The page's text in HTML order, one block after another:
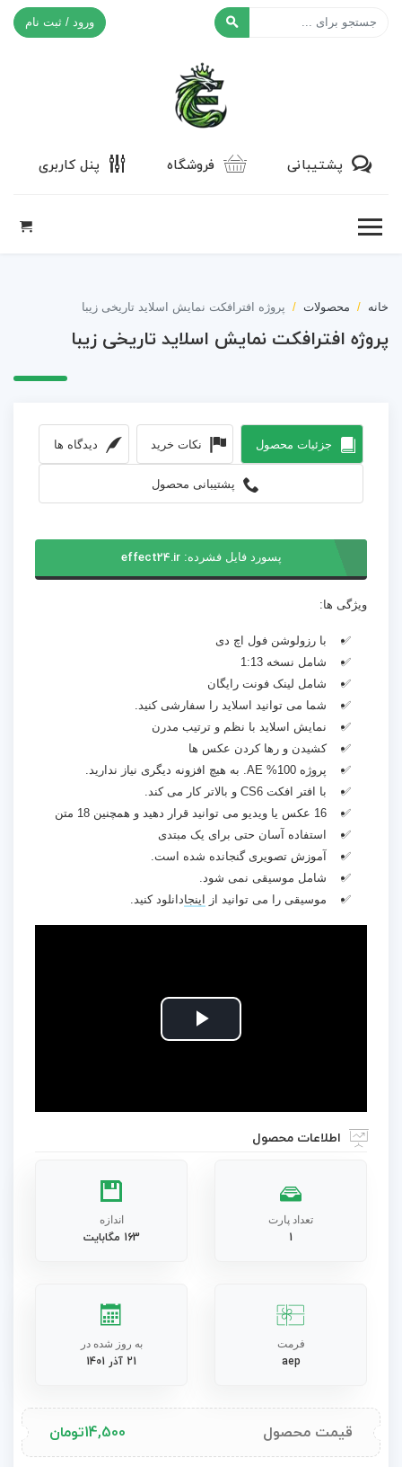
ورود / ثبت نام
پشتیبانی فروشگاه پنل کاربری
خانه محصولات پروژه افترافکت نمایش اسلاید تاریخی زیبا
پروژه افترافکت نمایش اسلاید تاریخی زیبا
جزئیات محصول نکات خرید دیدگاه ها
پشتیبانی محصول
پسورد فایل فشرده:effect24.ir
ویژگی ها:
با رزولوشن فول اچ دی
شامل نسخه 1:13
شامل لینک فونت رایگان
شما می توانید اسلاید را سفارشی کنید.
نمایش اسلاید با نظم و ترتیب مدرن
کشیدن و رها کردن عکس ها
پروژه 100% AE. به هیچ افزونه دیگری نیاز ندارید.
با افتر افکت CS6 و بالاتر کار می کند.
16 عکس یا ویدیو می توانید قرار دهید و همچنین 18 متن
استفاده آسان حتی برای یک مبتدی
آموزش تصویری گنجانده شده است.
شامل موسیقی نمی شود.
موسیقی را می توانید از
اینجادانلود کنید.
Play
اطلاعات محصول
تعداد پارت
1
اندازه
163 مگابایت
فرمت
aep
به روز شده در
21 آذر 1401
قیمت محصول 14,500تومان